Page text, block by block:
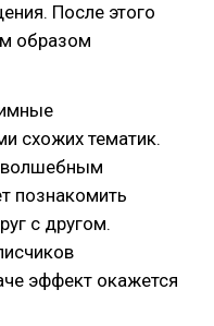
После этого
образом
схожих тематик.
волшебным
познакомить
с другом.
эффект окажется